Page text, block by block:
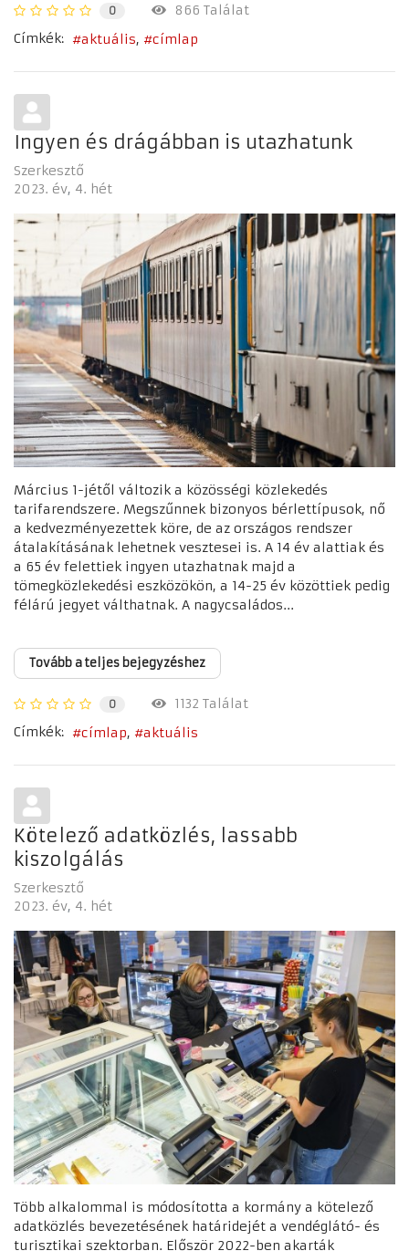
0
866 Találat
Címkék:
aktuális címlap
Ingyen és drágábban is utazhatunk
Szerkesztő
2023. év 4. hét
Március 1-jétől változik a közösségi közlekedés
tarifarendszere. Megszűnnek bizonyos bérlettípusok, nő
a kedvezményezettek köre, de az országos rendszer
átalakításának lehetnek vesztesei is. A 14 év alattiak és
a 65 év felettiek ingyen utazhatnak majd a
tömegközlekedési eszközökön, a 14-25 év közöttiek pedig
félárú jegyet válthatnak. A nagycsaládos...
Tovább a teljes bejegyzéshez
0
1132 Találat
Címkék:
címlap aktuális
Kötelező adatközlés, lassabb
kiszolgálás
Szerkesztő
2023. év 4. hét
Több alkalommal is módosította a kormány a kötelező
adatközlés bevezetésének határidejét a vendéglátó- és
turisztikai szektorban. Először 2022-ben akarták